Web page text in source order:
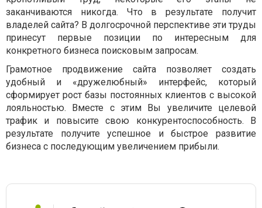
заканчиваются никогда. Что в результате получит
владелей сайта? В долгосрочной перспективе эти труды
принесут первые позиции по интересным для
конкретного бизнеса поисковым запросам.
Грамотное продвижение сайта позволяет создать
удобный и «дружелюбный» интерфейс, который
сформирует рост базы постоянных клиентов с высокой
лояльностью. Вместе с этим Вы увеличите целевой
трафик и повысите свою конкурентоспособность. В
результате получите успешное и быстрое развитие
бизнеса с последующим увеличением прибыли.